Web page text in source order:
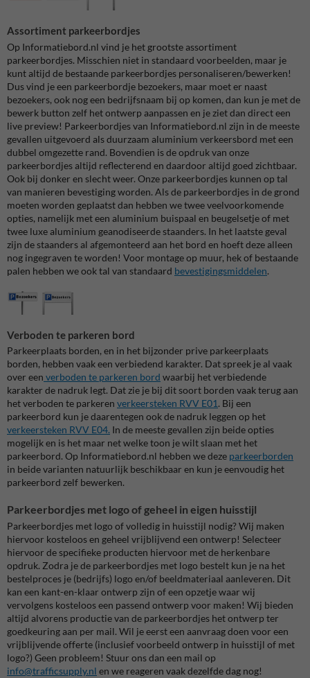
Assortiment parkeerbordjes
Op Informatiebord.nl vind je het grootste assortiment
parkeerbordjes. Misschien niet in standaard voorbeelden, maar je
kunt altijd de bestaande parkeerbordjes personaliseren/bewerken!
Dus vind je een parkeerbordje bezoekers, maar moet er naast
bezoekers, ook nog een bedrijfsnaam bij op komen, dan kun je met de
bewerk button zelf het ontwerp aanpassen en je ziet dan direct een
live preview! Parkeerbordjes van Informatiebord.nl zijn in de meeste
gevallen uitgevoerd als duurzaam aluminium verkeersbord met een
dubbel omgezette rand. Bovendien is de opdruk van onze
parkeerbordjes altijd reflecterend en daardoor altijd goed zichtbaar.
Ook bij donker en slecht weer. Onze parkeerbordjes kunnen op tal
van manieren bevestiging worden. Als de parkeerbordjes in de grond
moeten worden geplaatst dan hebben we twee veelvoorkomende
opties, namelijk met een aluminium buispaal en beugelsetje of met
twee luxe aluminium geanodiseerde staanders. In het laatste geval
zijn de staanders al afgemonteerd aan het bord en hoeft deze alleen
nog ingegraven te worden! Voor montage op muur, hek of bestaande
palen hebben we ook tal van standaard bevestigingsmiddelen.
Verboden te parkeren bord
Parkeerplaats borden, en in het bijzonder prive parkeerplaats
borden, hebben vaak een verbiedend karakter. Dat spreek je al vaak
over een verboden te parkeren bord waarbij het verbiedende
karakter de nadruk legt. Dat zie je bij dit soort borden vaak terug aan
het verboden te parkeren verkeersteken RVV E01. Bij een
parkeerbord kun je daarentegen ook de nadruk leggen op het
verkeersteken RVV E04. In de meeste gevallen zijn beide opties
mogelijk en is het maar net welke toon je wilt slaan met het
parkeerbord. Op Informatiebord.nl hebben we deze parkeerborden
in beide varianten natuurlijk beschikbaar en kun je eenvoudig het
parkeerbord zelf bewerken.
Parkeerbordjes met logo of geheel in eigen huisstijl
Parkeerbordjes met logo of volledig in huisstijl nodig? Wij maken
hiervoor kosteloos en geheel vrijblijvend een ontwerp! Selecteer
hiervoor de specifieke producten hiervoor met de herkenbare
opdruk. Zodra je de parkeerbordjes met logo bestelt kun je na het
bestelproces je (bedrijfs) logo en/of beeldmateriaal aanleveren. Dit
kan een kant-en-klaar ontwerp zijn of een opzetje waar wij
vervolgens kosteloos een passend ontwerp voor maken! Wij bieden
altijd alvorens productie van de parkeerbordjes het ontwerp ter
goedkeuring aan per mail. Wil je eerst een aanvraag doen voor een
vrijblijvende offerte (inclusief voorbeeld ontwerp in huisstijl of met
logo?) Geen probleem! Stuur ons dan een mail op
info@trafficsupply.nl en we reageren vaak dezelfde dag nog!